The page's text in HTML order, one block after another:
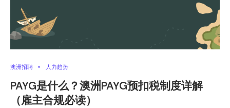
澳洲招聘 人力趋势
PAYG是什么？澳洲PAYG预扣税制度详解
（雇主合规必读）